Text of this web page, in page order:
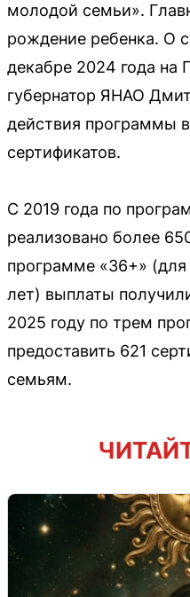
молодой семьи».
рождение ребенка. О
декабре 2024 года на
губернатор ЯНАО
действия программы
сертификатов.
С 2019 года по
реализовано более
программе «36+»
лет) выплаты
2025 году по трем
предоставить 621
семьям.